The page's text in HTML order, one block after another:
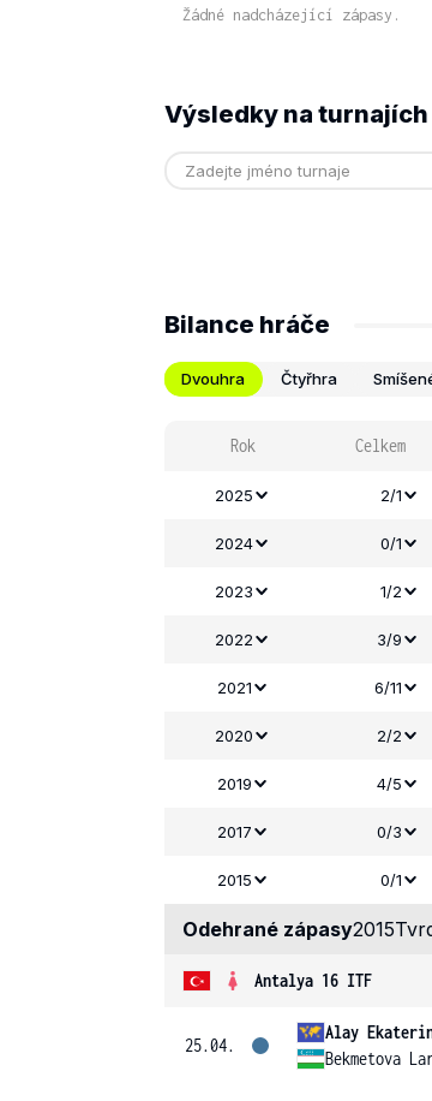
Žádné nadcházející zápasy.
Výsledky na turnajích
Bilance hráče
Dvouhra Čtyřhra
Rok Celkem
2025 2/1
2024 0/1
2023 1/2
2022 3/9
2021 6/11
2020 2/2
2019 4/5
2017 0/3
2015 0/1
Odehrané zápasy2015
Antalya 16 ITF
25.04.
Alay
Bekmetova